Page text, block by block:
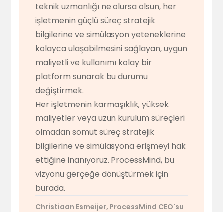
teknik uzmanlığı ne olursa olsun, her
işletmenin güçlü süreç stratejik
bilgilerine ve simülasyon yeteneklerine
kolayca ulaşabilmesini sağlayan, uygun
maliyetli ve kullanımı kolay bir
platform sunarak bu durumu
değiştirmek.
Her işletmenin karmaşıklık, yüksek
maliyetler veya uzun kurulum süreçleri
olmadan somut süreç stratejik
bilgilerine ve simülasyona erişmeyi hak
ettiğine inanıyoruz. ProcessMind, bu
vizyonu gerçeğe dönüştürmek için
burada.
Christiaan Esmeijer, ProcessMind CEO'su